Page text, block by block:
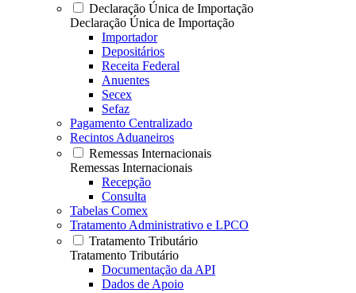
Declaração Única de Importação
Declaração Única de Importação
Importador
Depositários
Receita Federal
Anuentes
Secex
Sefaz
Pagamento Centralizado
Recintos Aduaneiros
Remessas Internacionais
Remessas Internacionais
Recepção
Consulta
Tabelas Comex
Tratamento Administrativo e LPCO
Tratamento Tributário
Tratamento Tributário
Documentação da API
Dados de Apoio